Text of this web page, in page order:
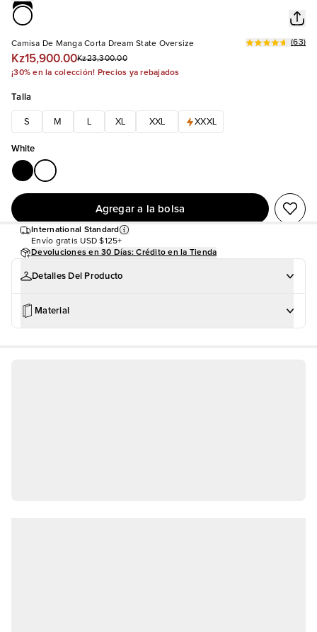
Camisa De Manga Corta Dream State Oversize
Kz15,900.00Kz23,300.00
(63)
¡30% en la colección! Precios ya rebajados
Talla
S M XL XXL XXXL
White
Agregar a la bolsa
International Standard
Envío gratis USD $125+
Devoluciones en 30 Días: Crédito en la Tienda
Detalles Del Producto
Material